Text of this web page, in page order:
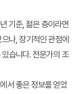
기준, 젊은 층이라면
나, 장기적인 관점에
습니다. 전문가의 조
서 좋은 정보를 얻었